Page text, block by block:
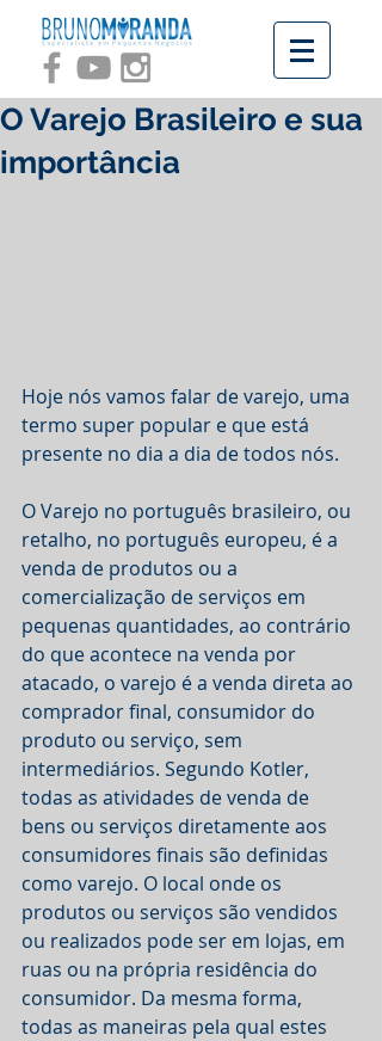
O Varejo Brasileiro e sua
importância
Hoje nós vamos falar de varejo, uma
termo super popular e que está
presente no dia a dia de todos nós.
O Varejo no português brasileiro, ou
retalho, no português europeu, é a
venda de produtos ou a
comercialização de serviços em
pequenas quantidades, ao contrário
do que acontece na venda por
atacado, o varejo é a venda direta ao
comprador final, consumidor do
produto ou serviço, sem
intermediários. Segundo Kotler,
todas as atividades de venda de
bens ou serviços diretamente aos
consumidores finais são definidas
como varejo. O local onde os
produtos ou serviços são vendidos
ou realizados pode ser em lojas, em
ruas ou na própria residência do
consumidor. Da mesma forma,
todas as maneiras pela qual estes